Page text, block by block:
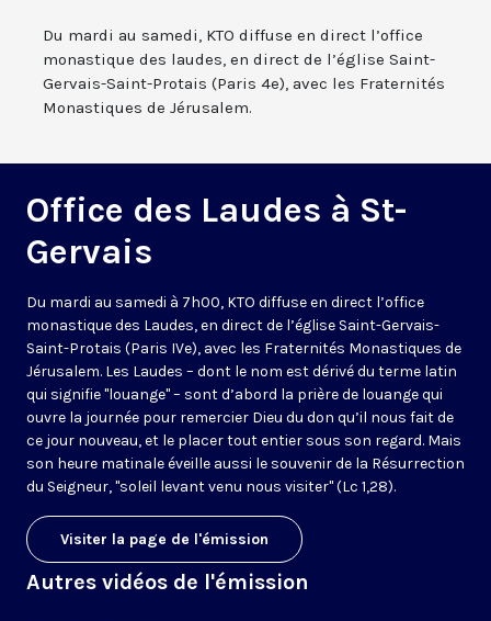
Du mardi au samedi, KTO diffuse en direct l’office
monastique des laudes, en direct de l’église Saint-
Gervais-Saint-Protais (Paris 4e), avec les Fraternités
Monastiques de Jérusalem.
Office des Laudes à St-
Gervais
Du mardi au samedi à 7h00, KTO diffuse en direct l’office
monastique des Laudes, en direct de l’église Saint-Gervais-
Saint-Protais (Paris IVe), avec les Fraternités Monastiques de
Jérusalem. Les Laudes – dont le nom est dérivé du terme latin
qui signifie "louange" – sont d’abord la prière de louange qui
ouvre la journée pour remercier Dieu du don qu’il nous fait de
ce jour nouveau, et le placer tout entier sous son regard. Mais
son heure matinale éveille aussi le souvenir de la Résurrection
du Seigneur, "soleil levant venu nous visiter" (Lc 1,28).
Visiter la page de l'émission
Autres vidéos de l'émission